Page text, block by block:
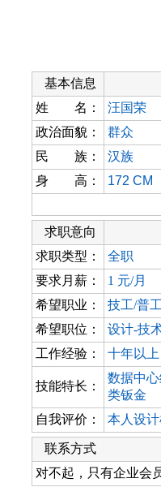
基本信息
姓 名：
汪国荣
政治面貌：
群众
民 族：
汉族
身 高：
172 CM
求职意向
求职类型：
全职
要求月薪：
1 元/月
希望职业：
技工/普
希望职位：
设计-技
工作经验：
十年以上
技能特长：
数据中
类钣金
自我评价：
本人设
联系方式
对不起，只有企业会